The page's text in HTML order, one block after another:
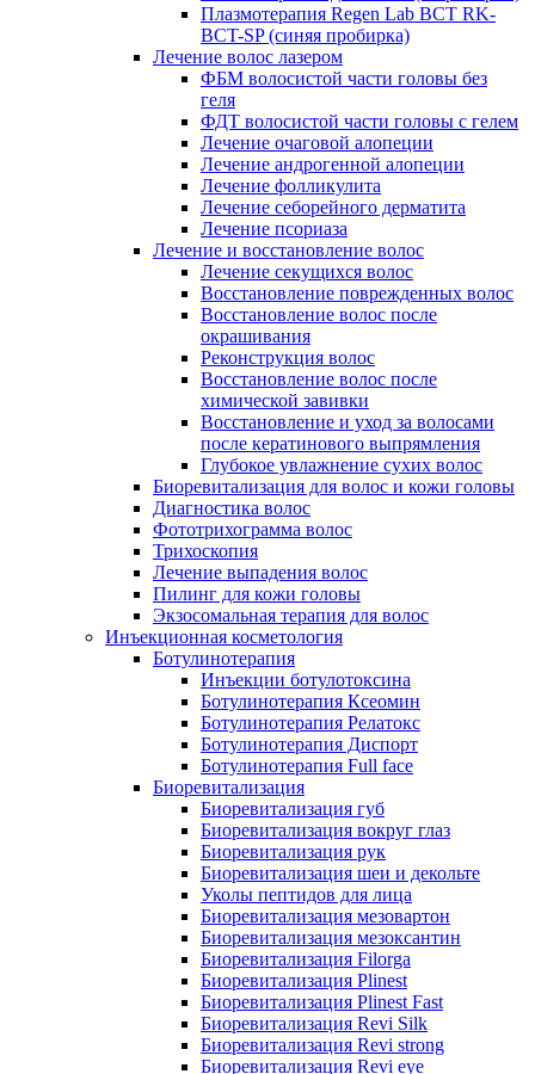
Плазмотерапия Regen Lab BCT RK-
BCT-SP (синяя пробирка)
Лечение волос лазером
ФБМ волосистой части головы без
геля
ФДТ волосистой части головы с гелем
Лечение очаговой алопеции
Лечение андрогенной алопеции
Лечение фолликулита
Лечение себорейного дерматита
Лечение псориаза
Лечение и восстановление волос
Лечение секущихся волос
Восстановление поврежденных волос
Восстановление волос после
окрашивания
Реконструкция волос
Восстановление волос после
химической завивки
Восстановление и уход за волосами
после кератинового выпрямления
Глубокое увлажнение сухих волос
Биоревитализация для волос и кожи головы
Диагностика волос
Фототрихограмма волос
Трихоскопия
Лечение выпадения волос
Пилинг для кожи головы
Экзосомальная терапия для волос
Инъекционная косметология
Ботулинотерапия
Инъекции ботулотоксина
Ботулинотерапия Ксеомин
Ботулинотерапия Релатокс
Ботулинотерапия Диспорт
Ботулинотерапия Full face
Биоревитализация
Биоревитализация губ
Биоревитализация вокруг глаз
Биоревитализация рук
Биоревитализация шеи и декольте
Уколы пептидов для лица
Биоревитализация мезовартон
Биоревитализация мезоксантин
Биоревитализация Filorga
Биоревитализация Plinest
Биоревитализация Plinest Fast
Биоревитализация Revi Silk
Биоревитализация Revi strong
Биоревитализация Revi eye